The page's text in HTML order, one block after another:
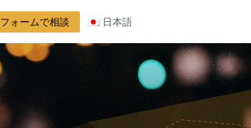
フォームで相談 日本語